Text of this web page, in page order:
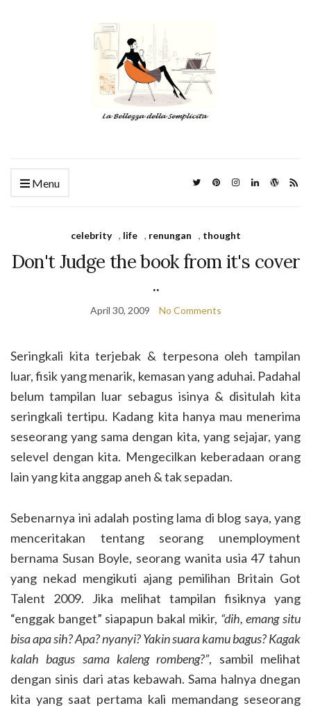
Menu
celebrity , life , renungan , thought
Don't Judge the book from it's cover
..
April 30, 2009 No Comments
Seringkali kita terjebak & terpesona oleh tampilan
luar, fisik yang menarik, kemasan yang aduhai. Padahal
belum tampilan luar sebagus isinya & disitulah kita
seringkali tertipu. Kadang kita hanya mau menerima
seseorang yang sama dengan kita, yang sejajar, yang
selevel dengan kita. Mengecilkan keberadaan orang
lain yang kita anggap aneh & tak sepadan.
Sebenarnya ini adalah posting lama di blog saya, yang
menceritakan tentang seorang unemployment
bernama Susan Boyle, seorang wanita usia 47 tahun
yang nekad mengikuti ajang pemilihan Britain Got
Talent 2009. Jika melihat tampilan fisiknya yang
“enggak banget” siapapun bakal mikir, “dih, emang situ
bisa apa sih? Apa? nyanyi? Yakin suara kamu bagus? Kagak
kalah bagus sama kaleng rombeng?”, sambil melihat
dengan sinis dari atas kebawah. Sama halnya dnegan
kita yang saat pertama kali memandang seseorang